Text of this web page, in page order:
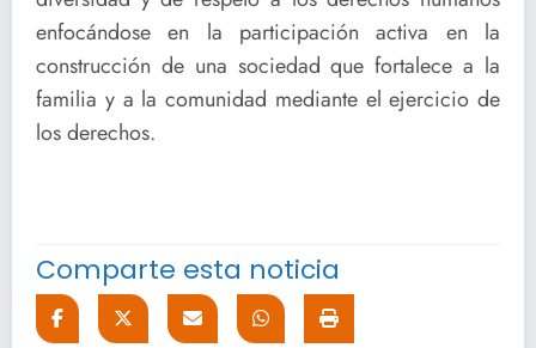
enfocándose en la participación activa en la
construcción de una sociedad que fortalece a la
familia y a la comunidad mediante el ejercicio de
los derechos.
Comparte esta noticia